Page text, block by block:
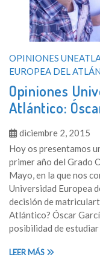
OPINIONES
EUROPEA DEL
Opiniones
Atlántico:
diciembre 2, 2015
Hoy os presentamos
primer año del Grado
Mayo, en la que nos
Universidad Europea
decisión de
Atlántico? Óscar
posibilidad de
LEER MÁS